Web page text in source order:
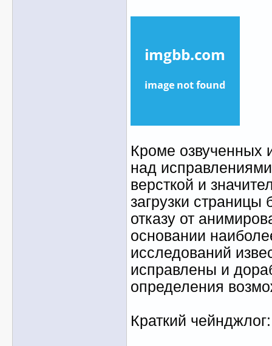
Кроме озвученных
над
версткой и
загрузки страницы
отказу от
основании
исследований
исправлены и
определения
Краткий чейнджлог: